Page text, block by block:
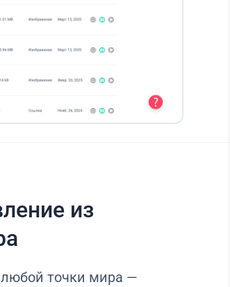
из
точки мира —